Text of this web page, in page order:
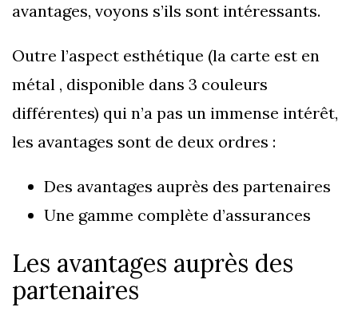
avantages, voyons s’ils sont intéressants.
Outre l’aspect esthétique (la carte est en
métal , disponible dans 3 couleurs
différentes) qui n’a pas un immense intérêt,
les avantages sont de deux ordres :
Des avantages auprès des partenaires
Une gamme complète d’assurances
Les avantages auprès des
partenaires